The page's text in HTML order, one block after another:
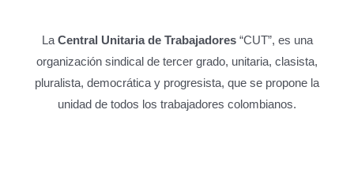
La Central Unitaria de Trabajadores“CUT”, es una
organización sindical de tercer grado, unitaria, clasista,
pluralista, democrática y progresista, que se propone la
unidad de todos los trabajadores colombianos.